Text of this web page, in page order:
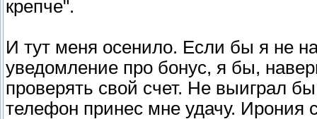
крепче".
И тут меня осенило. Если бы я не
уведомление про бонус, я бы,
проверять свой счет. Не выиграл
телефон принес мне удачу. Ирония